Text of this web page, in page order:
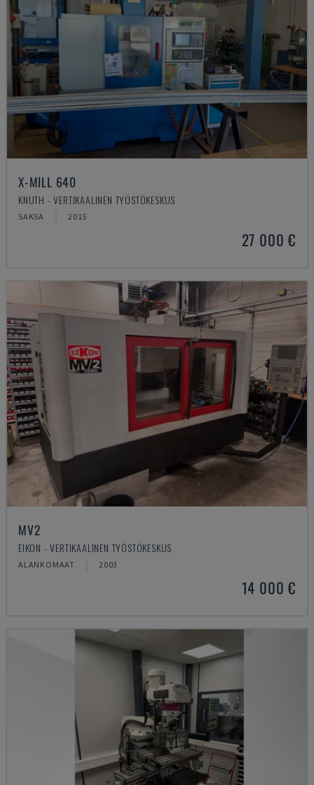
X-MILL 640
KNUTH - VERTIKAALINEN TYÖSTÖKESKUS
SAKSA 2015
27 000 €
MV2
EIKON - VERTIKAALINEN TYÖSTÖKESKUS
ALANKOMAAT 2003
14 000 €